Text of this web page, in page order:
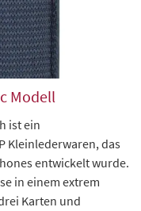
Modell
ist ein
Kleinlederwaren, das
entwickelt wurde.
in einem extrem
Karten und